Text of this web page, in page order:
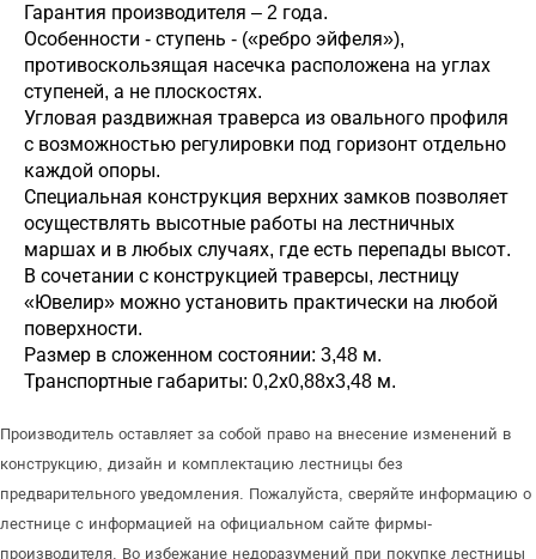
Гарантия производителя – 2 года.
Особенности - ступень - («ребро эйфеля»),
противоскользящая насечка расположена на углах
ступеней, а не плоскостях.
Угловая раздвижная траверса из овального профиля
с возможностью регулировки под горизонт отдельно
каждой опоры.
Специальная конструкция верхних замков позволяет
осуществлять высотные работы на лестничных
маршах и в любых случаях, где есть перепады высот.
В сочетании с конструкцией траверсы, лестницу
«Ювелир» можно установить практически на любой
поверхности.
Размер в сложенном состоянии: 3,48 м.
Транспортные габариты: 0,2х0,88х3,48 м.
Производитель оставляет за собой право на внесение изменений в
конструкцию, дизайн и комплектацию лестницы без
предварительного уведомления. Пожалуйста, сверяйте информацию о
лестнице с информацией на официальном сайте фирмы-
производителя. Во избежание недоразумений при покупке лестницы